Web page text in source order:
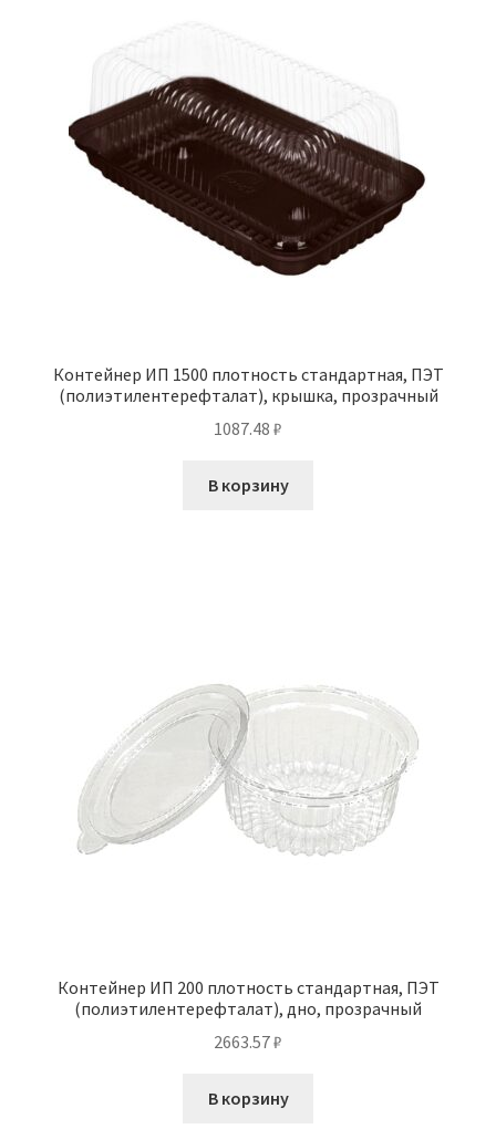
Контейнер ИП 1500 плотность стандартная, ПЭТ
(полиэтилентерефталат), крышка, прозрачный
1087.48 ₽
В корзину
Контейнер ИП 200 плотность стандартная, ПЭТ
(полиэтилентерефталат), дно, прозрачный
2663.57₽
В корзину